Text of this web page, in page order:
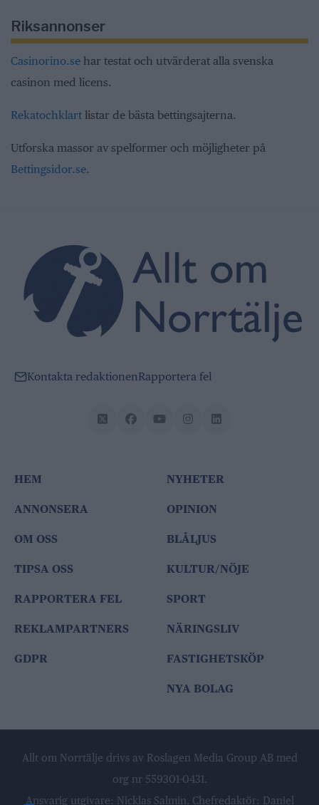
Riksannonser
Casinorino.se har testat och utvärderat alla svenska
casinon med licens.
Rekatochklart listar de bästa bettingsajterna.
Utforska massor av spelformer och möjligheter på
Bettingsidor.se.
Kontakta redaktionenRapportera fel
HEM
ANNONSERA
OM OSS
TIPSA OSS
RAPPORTERA FEL
REKLAMPARTNERS
GDPR
NYHETER
OPINION
BLÅLJUS
KULTUR/NÖJE
SPORT
NÄRINGSLIV
FASTIGHETSKÖP
NYA BOLAG
Allt om Norrtälje drivs av Roslagen Media Group AB med
org nr 559301-0431.
Ansvarig utgivare: Nicklas Salmin. Chefredaktör: Daniel